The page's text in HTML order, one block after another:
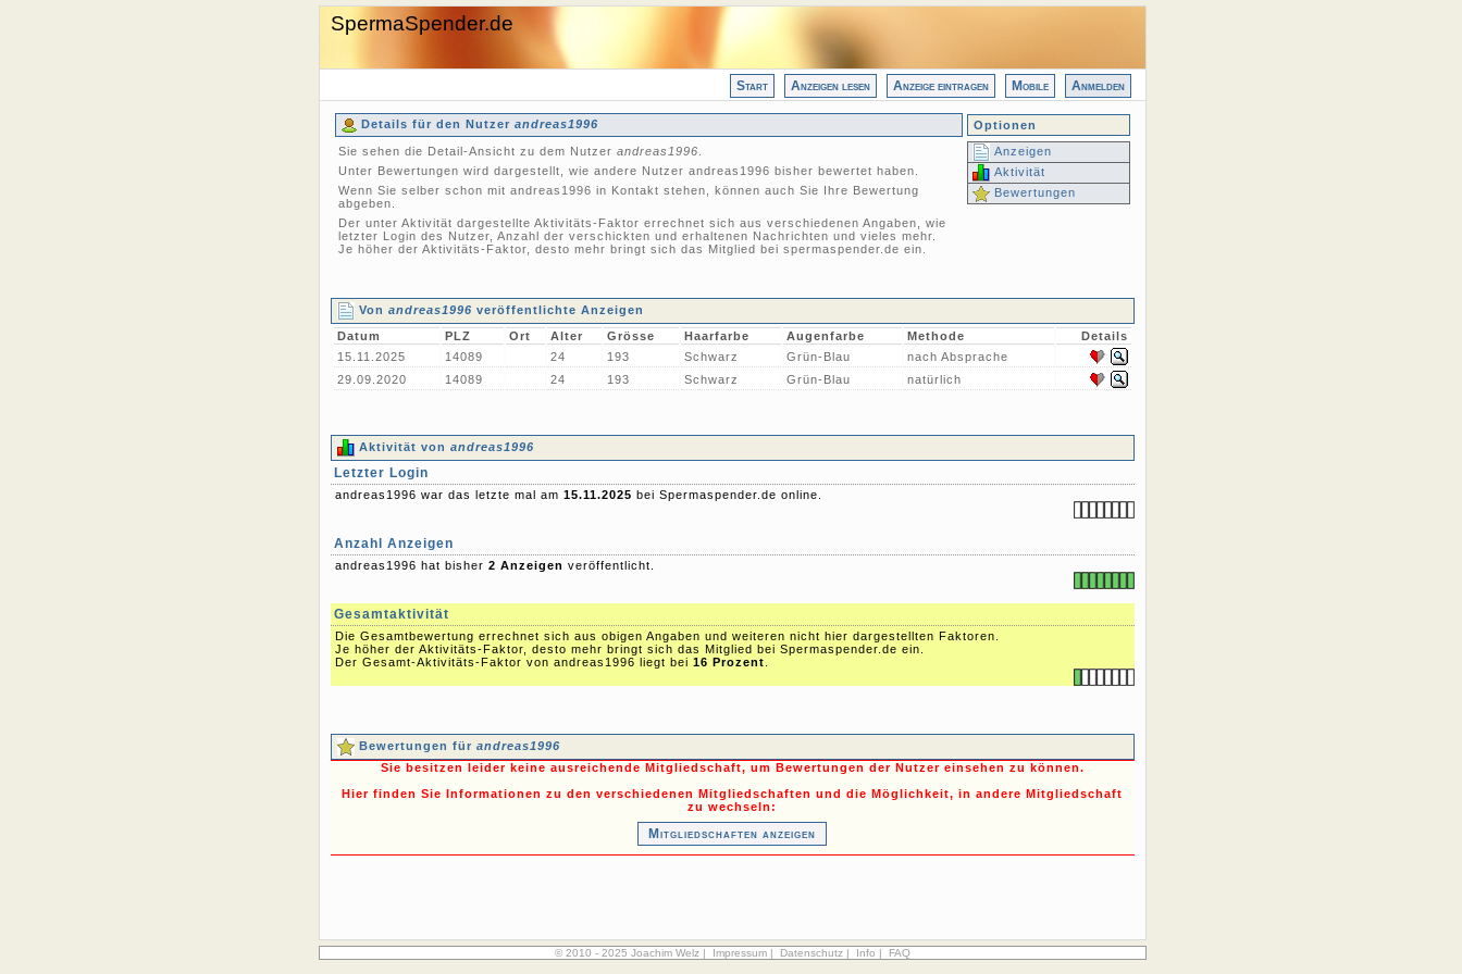
SpermaSpender.de
Start Anzeigen lesen Anzeige eintragen Mobile Anmelden
Details für den Nutzer andreas1996
Optionen
Sie sehen die Detail-Ansicht zu dem Nutzer andreas1996
Unter Bewertungen wird dargestellt, wie andere Nutzer andreas1996 bisher bewertet haben.
Wenn Sie selber schon mit andreas1996 in Kontakt stehen, können auch Sie Ihre Bewertung
abgeben.
Der unter Aktivität dargestellte Aktivitäts-Faktor errechnet sich aus verschiedenen Angaben, wie
letzter Login des Nutzer, Anzahl der verschickten und erhaltenen Nachrichten und vieles mehr.
Je höher der Aktivitäts-Faktor, desto mehr bringt sich das Mitglied bei spermaspender.de ein.
Anzeigen
Aktivität
Bewertungen
Von andreas1996 veröffentlichte Anzeigen
Datum PLZ Ort Alter Grösse Haarfarbe Augenfarbe Methode
Details
15.11.2025
14089 24 193 Schwarz Grün-Blau
nach Absprache
29.09.2020
14089 24 193 Schwarz Grün-Blau natürlich
Aktivität von andreas1996
Letzter Login
andreas1996 war das letzte mal am 15.11.2025 bei Spermaspender.de online.
Anzahl Anzeigen
andreas1996 hat bisher 2 Anzeigen veröffentlicht.
Gesamtaktivität
Die Gesamtbewertung errechnet sich aus obigen Angaben und weiteren nicht hier dargestellten Faktoren.
Je höher der Aktivitäts-Faktor, desto mehr bringt sich das Mitglied bei Spermaspender.de ein.
Der Gesamt-Aktivitäts-Faktor von andreas1996 liegt bei 16 Prozent
Bewertungen für andreas1996
Sie besitzen leider keine ausreichende Mitgliedschaft, um Bewertungen der Nutzer einsehen zu können.
Hier finden Sie Informationen zu den verschiedenen Mitgliedschaften und die Möglichkeit, in andere Mitgliedschaft
zu wechseln:
Mitgliedschaften anzeigen
© 2010 - 2025 Joachim Welz | Impressum| Datenschutz| Info | FAQ